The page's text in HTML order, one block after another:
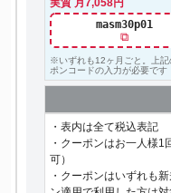
実質 月7,058円
masm30p01
⧉
※いずれも12ヶ月ごと。上記
ポンコードの入力が必要です
・表内は全て税込表記
・クーポンはお一人様
可）
・クーポンはいずれも